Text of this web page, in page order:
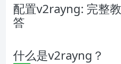
配置v2rayng: 完整
答
什么是v2rayng？